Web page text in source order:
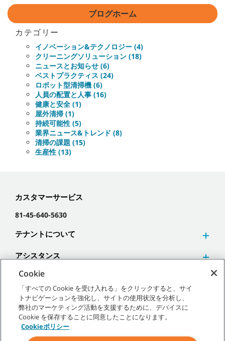
ブログホーム
カテゴリー
イノベーション&テクノロジー (4)
クリーニングソリューション (18)
ニュースとお知らせ (6)
ベストプラクティス (24)
ロボット型清掃機 (6)
人員の配置と人事 (16)
健康と安全 (1)
屋外清掃 (1)
持続可能性 (5)
業界ニュース&トレンド (8)
清掃の課題 (15)
生産性 (13)
カスタマーサービス
81-45-640-5630
テナントについて
アシスタンス
©2026テナントカンパニー 無断複写･転載を禁じます。
Cookie
「すべての Cookie を受け入れる」をクリックすると、サイ
トナビゲーションを強化し、サイトの使用状況を分析し、
弊社のマーケティング活動を支援するために、デバイスに
Cookie を保存することに同意したことになります。
Cookieポリシー